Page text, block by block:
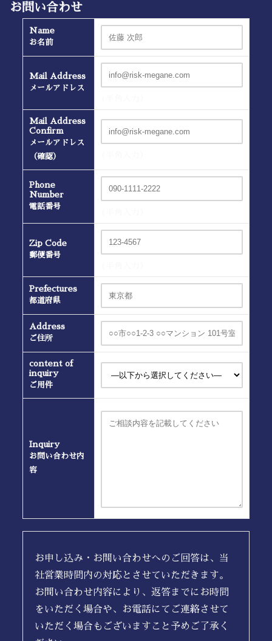
お問い合わせ
Name
お名前
Mail Address
メールアドレス
Mail Address
Confirm
メールアドレス
（確認）
Phone
Number
電話番号
Zip Code
郵便番号
Prefectures
都道府県
Address
ご住所
content of
inquiry
ご用件
Inquiry
お問い合わせ内
容
お申し込み・お問い合わせへのご回答は、当
社営業時間内の対応とさせていただきます。
お問い合わせ内容により、返答までにお時間
をいただく場合や、お電話にてご連絡させて
いただく場合もございますこと予めご了承く